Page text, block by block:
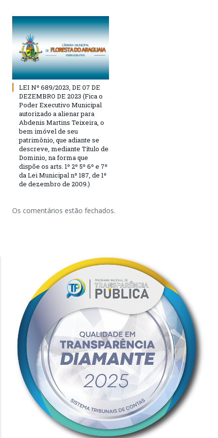
LEI Nº 689/2023, DE 07 DE
DEZEMBRO DE 2023 (Fica o
Poder Executivo Municipal
autorizado a alienar para
Abdenis Martins Teixeira, o
bem imóvel de seu
patrimônio, que adiante se
descreve, mediante Título de
Dominio, na forma que
dispõe os arts. 1º 2º 5º 6º e 7º
da Lei Municipal nº 187, de 1º
de dezembro de 2009.)
Os comentários estão fechados.